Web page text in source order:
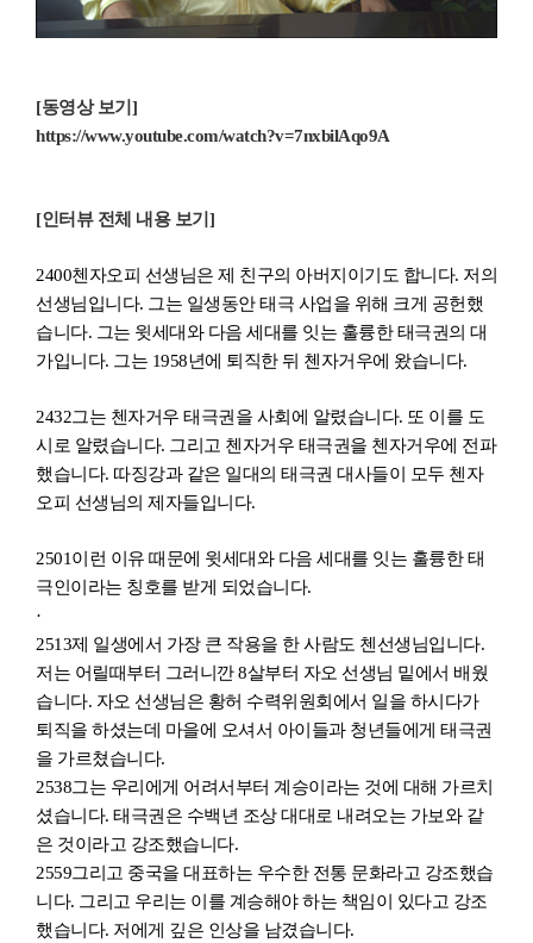
[동영상 보기 ]
https://www.youtube.com/watch?v=7nxbilAqo9A
[인터뷰 전체 내용 보기]
2400첸자오피 선생님은 제 친구의 아버지이기도 합니다. 저의
선생님입니다. 그는 일생동안 태극 사업을 위해 크게 공헌했
습니다. 그는 윗세대와 다음 세대를 잇는 훌륭한 태극권의 대
가입니다. 그는 1958년에 퇴직한 뒤 첸자거우에 왔습니다.
2432그는 첸자거우 태극권을 사회에 알렸습니다. 또 이를 도
시로 알렸습니다. 그리고 첸자거우 태극권을 첸자거 우에 전파
했습니다. 따징강과 같은 일대의 태극권 대사들이 모두 첸자
오피 선생님의 제자들입니다.
2501이런 이유 때문에 윗세대와 다음 세대를 잇는 훌륭한 태
극인이라는 칭호를 받게 되었습니다.
·
2513제 일생에서 가장 큰 작용을 한 사람도 첸선생님입니다.
저는 어릴때부터 그러니깐 8살부터 자오 선생님 밑에서 배웠
습니다. 자오 선생님은 황허 수력위원회에서 일을 하시다가
퇴직을 하셨는데 마을에 오셔서 아이들과 청년들에게 태극권
을 가르쳤습니다.
2538그는 우리에게 어려서부터 계승이라는 것에 대해 가르치
셨습니다. 태극권은 수백년 조상 대대로 내려오는 가보와 같
은 것이라고 강조했습니다.
2559그리고 중국을 대표하는 우수한 전통 문화라고 강조했습
니다. 그리고 우리는 이를 계승해야 하는 책임이 있다고 강조
했습니다. 저에게 깊은 인상을 남겼습니다.